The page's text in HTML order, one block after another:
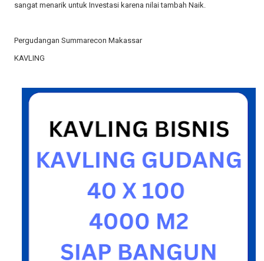
sangat menarik untuk Investasi karena nilai tambah Naik.
Pergudangan Summarecon Makassar
KAVLING